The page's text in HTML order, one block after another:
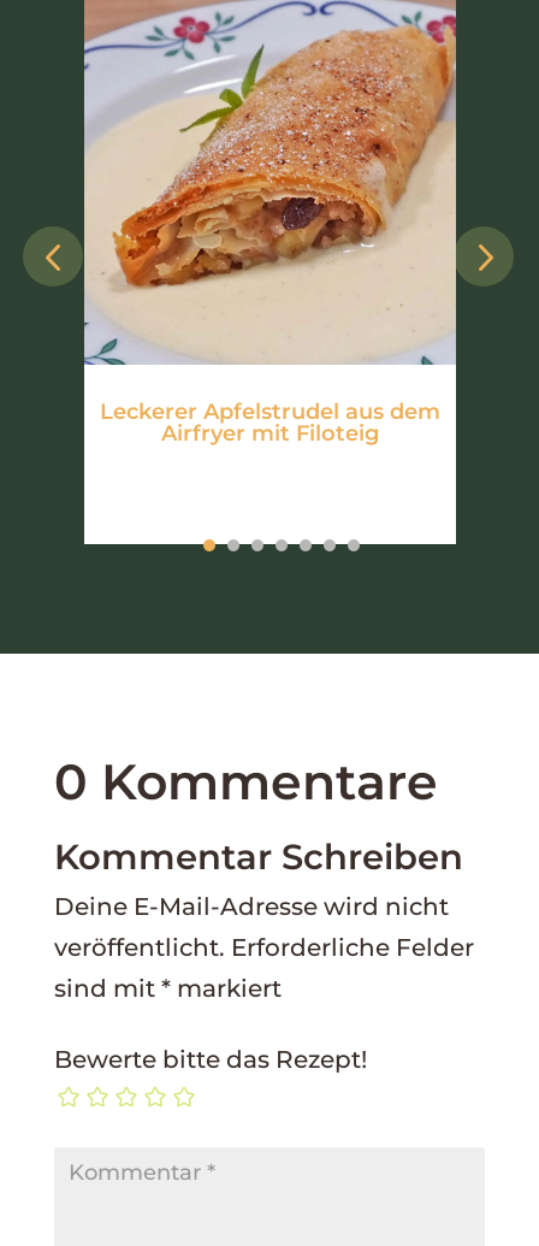
Leckerer Apfelstrudel aus dem
Airfryer mit Filoteig
0 Kommentare
Kommentar Schreiben
Deine E-Mail-Adresse wird nicht
veröffentlicht. Erforderliche Felder
sind mit *markiert
Bewerte bitte das Rezept!